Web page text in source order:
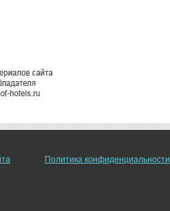
Политика конфиденциальности